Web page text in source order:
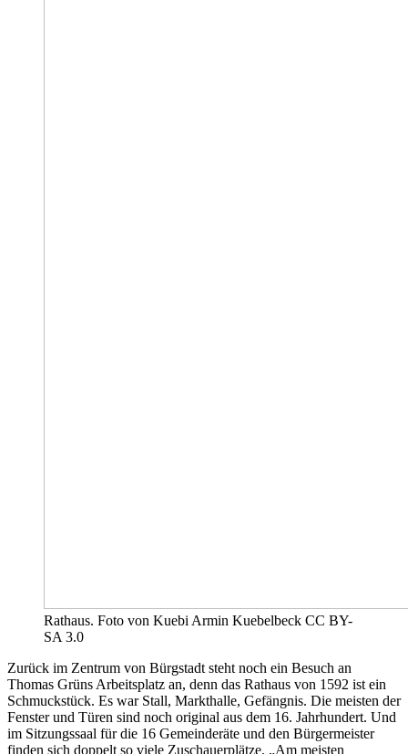
Rathaus. Foto von Kuebi Armin Kuebelbeck CC BY-
SA 3.0
Zurück im Zentrum von Bürgstadt steht noch ein Besuch an
Thomas Grüns Arbeitsplatz an, denn das Rathaus von 1592 ist ein
Schmuckstück. Es war Stall, Markthalle, Gefängnis. Die meisten der
Fenster und Türen sind noch original aus dem 16. Jahrhundert. Und
im Sitzungssaal für die 16 Gemeinderäte und den Bürgermeister
finden sich doppelt so viele Zuschauerplätze. „Am meisten